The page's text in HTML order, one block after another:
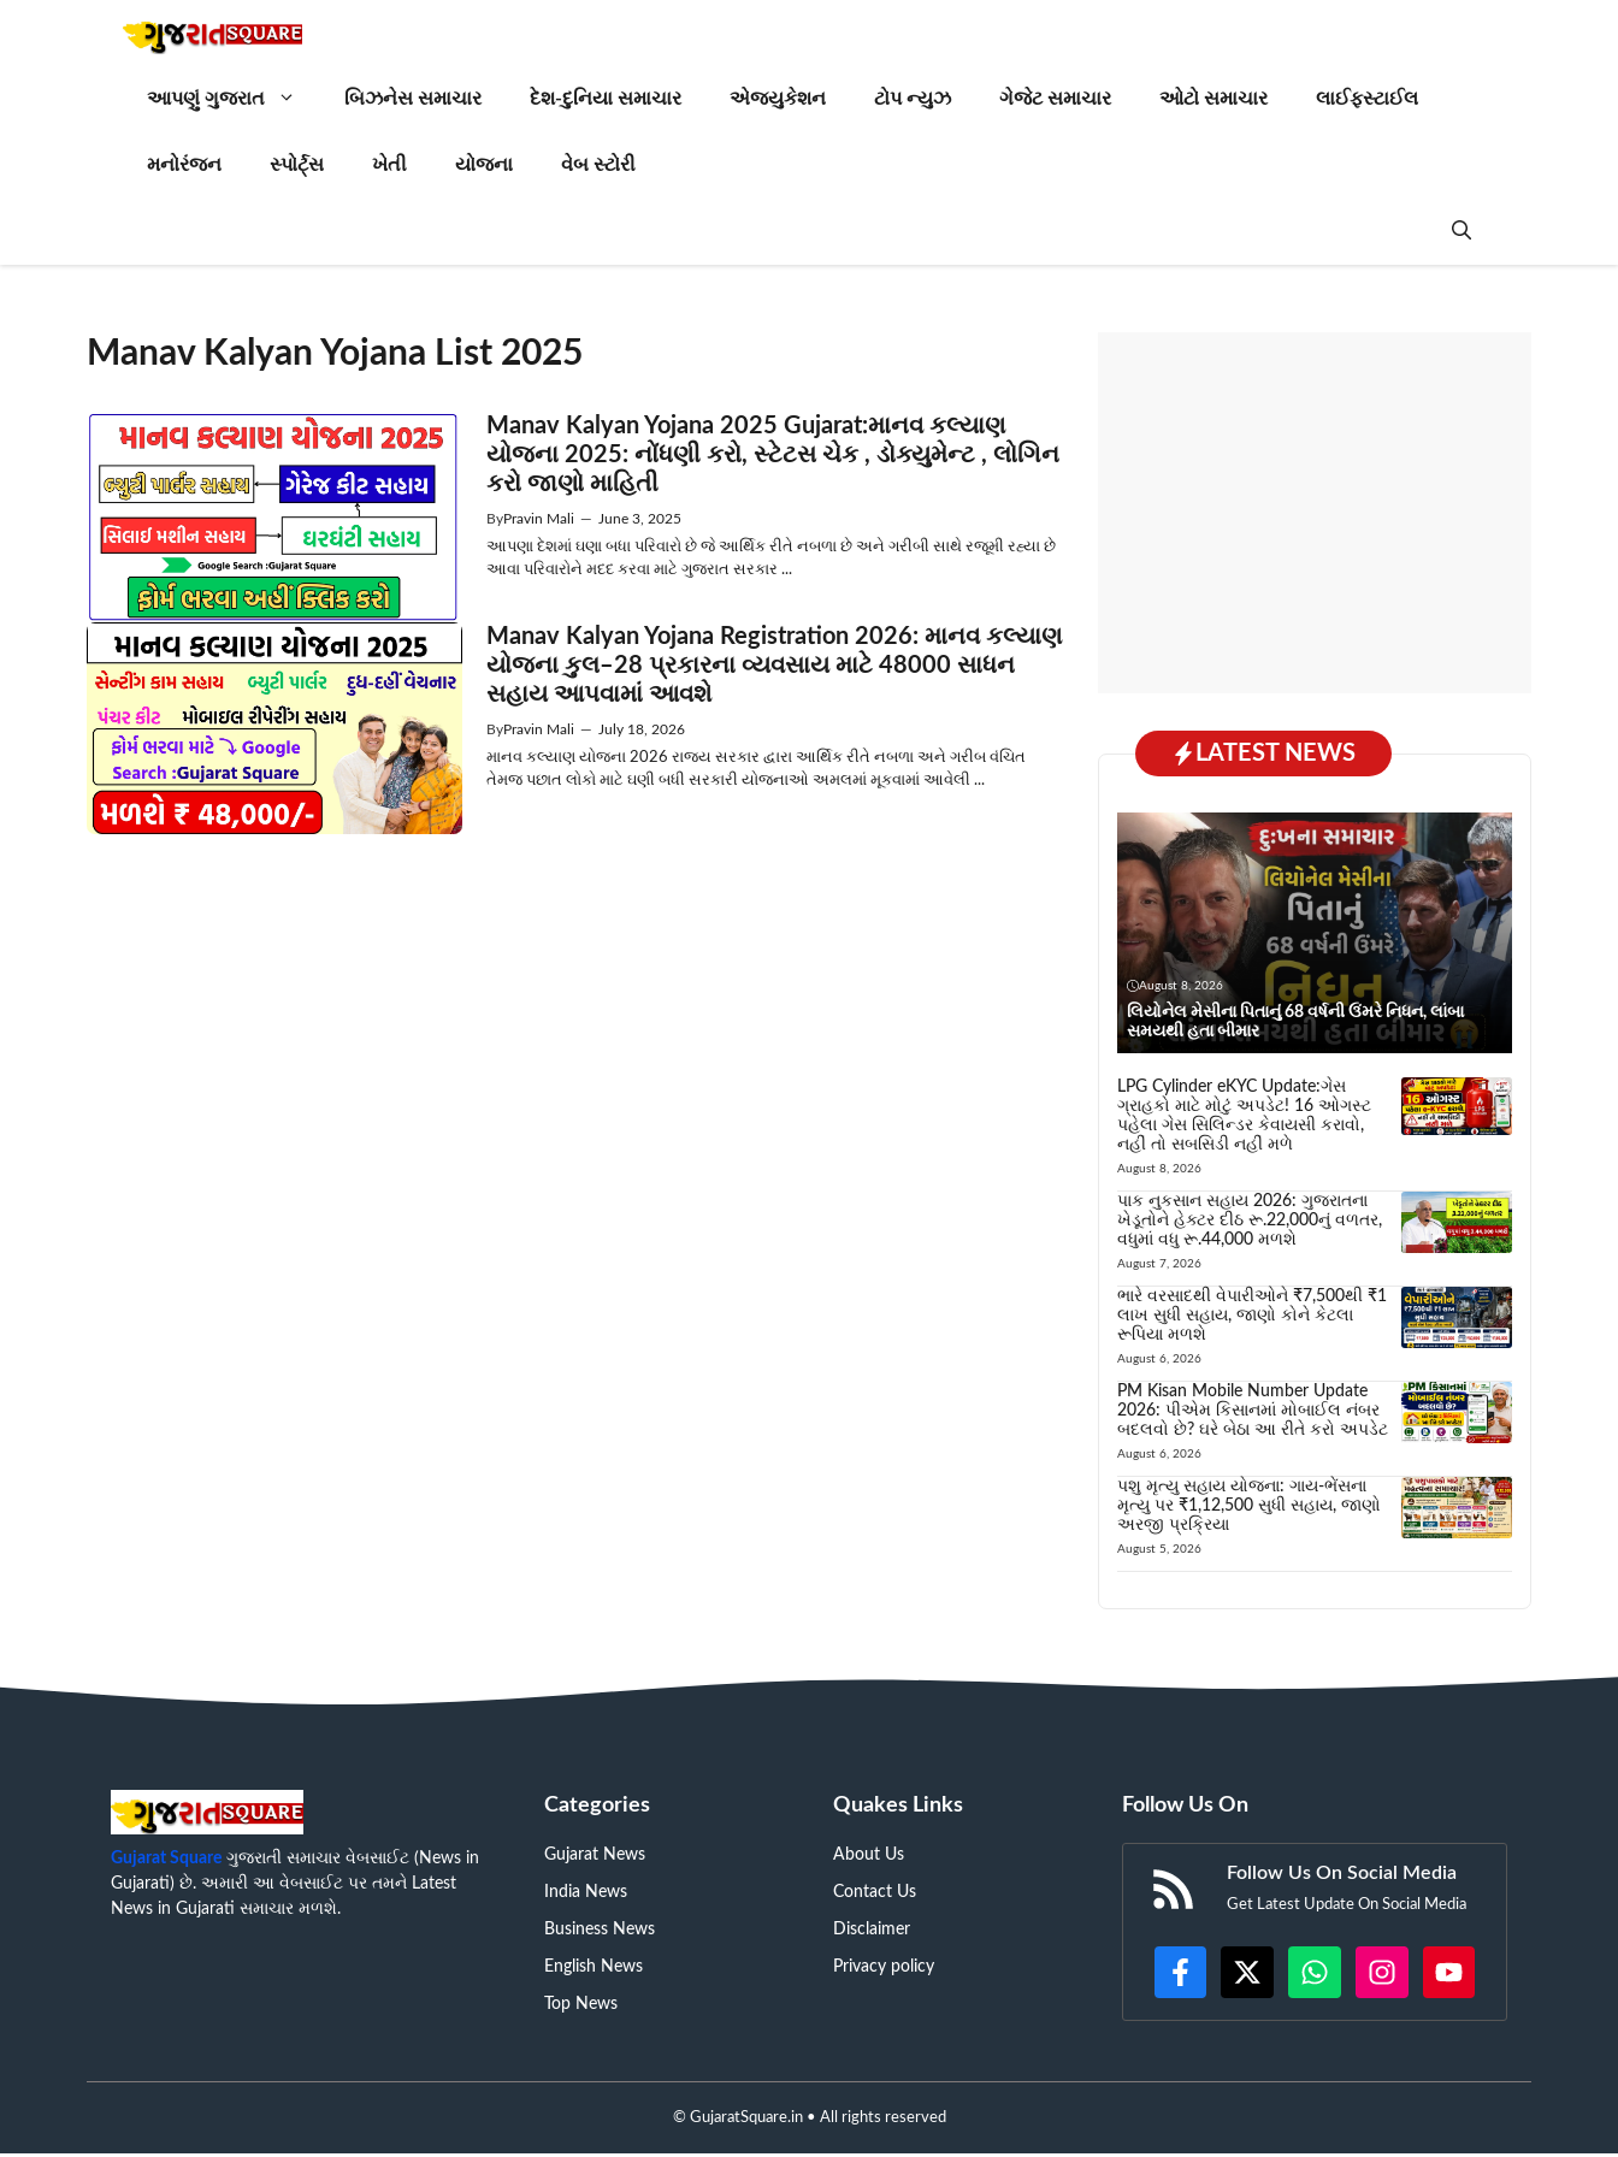
આપણું ગુજરાત બિઝનેસ સમાચાર દેશ-દુનિયા સમાચાર એજ્યુકેશન ટોપ ન્યુઝ ગેજેટ સમાચાર ઓટો સમાચાર લાઈફસ્ટાઈલ
મનોરંજન સ્પોર્ટ્સ ખેતી યોજના વેબ સ્ટોરી
Manav Kalyan Yojana List 2025
Manav Kalyan Yojana 2025 Gujarat:માનવ કલ્યાણ
યોજના 2025: નોંધણી કરો, સ્ટેટસ ચેક , ડોક્યુમેન્ટ , લોગિન
કરો જાણો માહિતી
ByPravin Mali — June 3, 2025
આપણા દેશમાં ઘણા બધા પરિવારો છે જે આર્થિક રીતે નબળા છે અને ગરીબી સાથે રજૂમી રહ્યા છે
આવા પરિવારોને મદદ કરવા માટે ગુજરાત સરકાર ...
Manav Kalyan Yojana Registration 2026: માનવ કલ્યાણ
યોજના કુલ–28 પ્રકારના વ્યવસાય માટે 48000 સાધન
સહાય આપવામાં આવશે
ByPravin Mali — July 18, 2026
માનવ કલ્યાણ યોજના 2026 રાજ્ય સરકાર દ્વારા આર્થિક રીતે નબળા અને ગરીબ વંચિત
તેમજ પછાત લોકો માટે ઘણી બધી સરકારી યોજનાઓ અમલમાં મૂકવામાં આવેલી ...
LATEST NEWS
August 8, 2026
લિયોનેલ મેસીના પિતાનું 68 વર્ષની ઉંમરે નિધન, લાંબા
સમયથી હતા બીમાર
LPG Cylinder eKYC Update:ગેસ
ગ્રાહકો માટે મોટું અપડેટ! 16 ઓગસ્ટ
પહેલા ગેસ સિલિન્ડર કેવાયસી કરાવો,
નહીં તો સબસિડી નહીં મળે
August 8, 2026
પાક નુકસાન સહાય 2026: ગુજરાતના
ખેડૂતોને હેક્ટર દીઠ રૂ.22,000નું વળતર,
વધુમાં વધુ રૂ.44,000 મળશે
August 7, 2026
ભારે વરસાદથી વેપારીઓને ₹7,500થી ₹1
લાખ સુધી સહાય, જાણો કોને કેટલા
રૂપિયા મળશે
August 6, 2026
PM Kisan Mobile Number Update
2026: પીએમ કિસાનમાં મોબાઈલ નંબર
બદલવો છે? ઘરે બેઠા આ રીતે કરો અપડેટ
August 6, 2026
પશુ મૃત્યુ સહાય યોજના: ગાય-ભેંસના
મૃત્યુ પર ₹1,12,500 સુધી સહાય, જાણો
અરજી પ્રક્રિયા
August 5, 2026
Gujarat Square ગુજરાતી સમાચાર વેબસાઈટ (News in
Gujarati) છે. અમારી આ વેબસાઈટ પર તમને Latest
News in Gujarati સમાચાર મળશે.
Categories
Gujarat News
India News
Business News
English News
Top News
Quakes Links
About Us
Contact Us
Disclaimer
Privacy policy
Follow Us On
Follow Us On Social Media
Get Latest Update On Social Media
© GujaratSquare.in• All rights reserved